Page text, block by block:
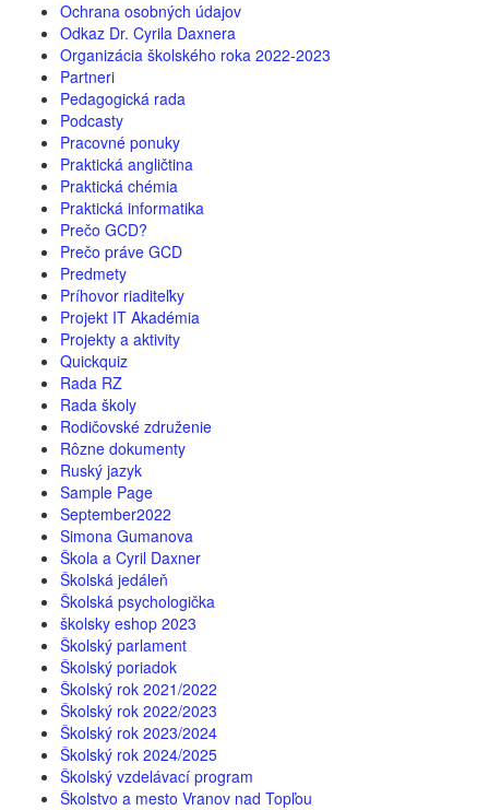
Ochrana osobných údajov
Odkaz Dr. Cyrila Daxnera
Organizácia školského roka 2022-2023
Partneri
Pedagogická rada
Podcasty
Pracovné ponuky
Praktická angličtina
Praktická chémia
Praktická informatika
Prečo GCD?
Prečo práve GCD
Predmety
Príhovor riaditeľky
Projekt IT Akadémia
Projekty a aktivity
Quickquiz
Rada RZ
Rada školy
Rodičovské združenie
Rôzne dokumenty
Ruský jazyk
Sample Page
September2022
Simona Gumanova
Škola a Cyril Daxner
Školská jedáleň
Školská psychologička
školsky eshop 2023
Školský parlament
Školský poriadok
Školský rok 2021/2022
Školský rok 2022/2023
Školský rok 2023/2024
Školský rok 2024/2025
Školský vzdelávací program
Školstvo a mesto Vranov nad Topľou